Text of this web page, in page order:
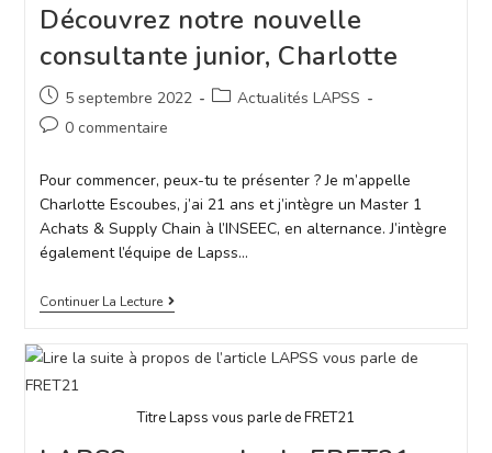
Découvrez notre nouvelle
consultante junior, Charlotte
5 septembre 2022
Actualités LAPSS
0 commentaire
Pour commencer, peux-tu te présenter ? Je m’appelle
Charlotte Escoubes, j’ai 21 ans et j’intègre un Master 1
Achats & Supply Chain à l’INSEEC, en alternance. J’intègre
également l’équipe de Lapss…
Continuer La Lecture
Titre Lapss vous parle de FRET21